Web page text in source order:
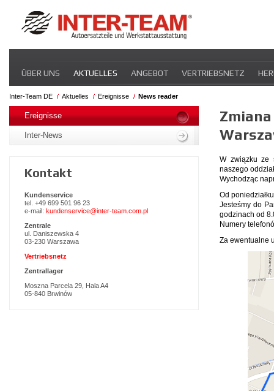
überspringen
ÜBER UNS AKTUELLES ANGEBOT VERTRIEBSNETZ
Inter-Team DE Aktuelles Ereignisse News reader
W związku ze
naszego
Wychodząc
Od
Jesteśmy do
godzinach od
Numery
Za ewentualne
Navigation
überspringen
Ereignisse
Inter-News
Kontakt
Kundenservice
tel. +49 699 501 96 23
e-mail: kundenservice@inter-team.com.pl
Zentrale
ul. Daniszewska 4
03-230 Warszawa
Vertriebsnetz
Zentrallager
Moszna Parcela 29, Hala A4
05-840 Brwinów